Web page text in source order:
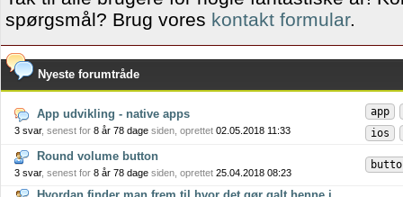
spørgsmål? Brug vores kontakt formular.
Nyeste forumtråde
App udvikling - native apps
3 svar, senest for 8 år 78 dage siden, oprettet 02.05.2018 11:33
app
ios
Round volume button
3 svar, senest for 8 år 78 dage siden, oprettet 25.04.2018 08:23